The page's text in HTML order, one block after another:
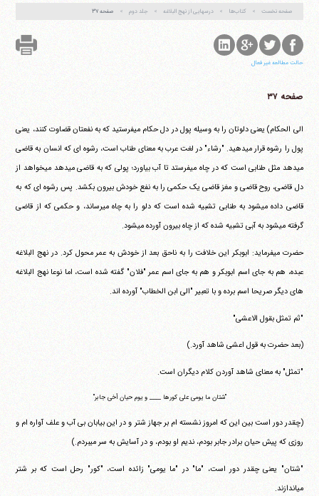
صفحه نخست کتاب‌ها درسهایی از نهج البلاغه جلد دوم صفحه ۳۷
حالت مطالعه غیر فعال
صفحه ۳۷
الی الحکام) یعنی دلوتان را به وسیله پول در دل حکام می‎فرستید که به نفعتان قضاوت کنند، یعنی
پول را رشوه قرار می‎دهید. "رشاء" در لغت عرب به معنای طناب است، رشوه ای که انسان به قاضی
می‎دهد مثل طنابی است که در چاه می‎فرستد تا آب بیاورد؛ پولی که به قاضی می‎دهد می‎خواهد از
دل قاضی، روح قاضی و مغز قاضی یک حکمی را به نفع خودش بیرون بکشد. پس رشوه ای که به
قاضی داده می‎شود به طنابی تشبیه شده است که دلو را به چاه می‎رساند، و حکمی که از قاضی
گرفته می‎شود به آبی تشبیه شده که از چاه بیرون آورده می‎شود.
حضرت می‎فرماید: ابوبکر این خلافت را به ناحق بعد از خودش به عمر محول کرد. در نهج البلاغه
عبده، هم به جای اسم ابوبکر و هم به جای اسم عمر "فلان" گفته شده است، اما نوعا نهج البلاغه
های دیگر صریحا اسم برده و با تعبیر "الی ابن الخطاب" آورده اند.
"ثم تمثل بقول الاعشی"
(بعد حضرت به قول اعشی شاهد آورد.)
"تمثل" به معنای شاهد آوردن کلام دیگران است.
"شتان ما یومی علی کورها ____ و یوم حیان أخی جابر"
(چقدر دور است بین این که امروز نشسته ام بر جهاز شتر و در این بیابان بی آب و علف آواره ام و
روزی که پیش حیان برادر جابر بودم، ندیم او بودم، و در آسایش به سر می‎بردم.)
"شتان" یعنی چقدر دور است، "ما" در "ما یومی" زائده است، "کور" رحل است که بر شتر
می‎اندازند.